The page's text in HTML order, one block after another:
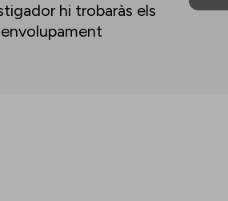
hi trobaràs els